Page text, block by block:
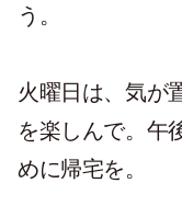
う。
火曜日は、気が
を楽しんで。午
めに帰宅を。